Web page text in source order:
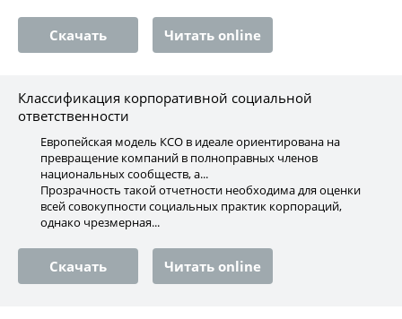
Скачать Читать online
Классификация корпоративной социальной
ответственности
Европейская модель КСО в идеале ориентирована на
превращение компаний в полноправных членов
национальных сообществ, а...
Прозрачность такой отчетности необходима для оценки
всей совокупности социальных практик корпораций,
однако чрезмерная...
Скачать Читать online